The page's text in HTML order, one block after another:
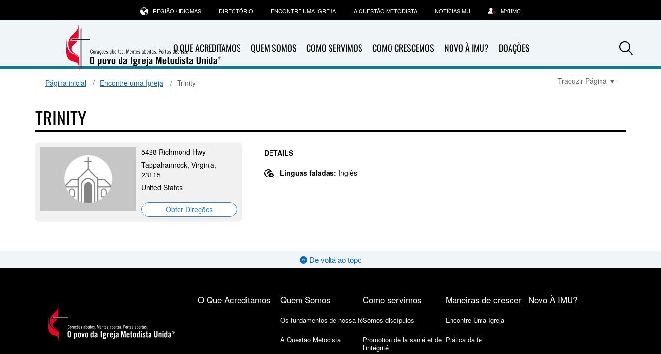
O QUE ACREDITAMOS QUEM SOMOS COMO SERVIMOS COMO CRESCEMOS NOVO À IMU? DOAÇÕES
REGIÃO / IDIOMAS DIRECTÓRIO ENCONTRE UMA IGREJA A QUESTÃO METODISTA NOTÍCIAS MU MYUMC
Página inicial Encontre uma Igreja Trinity Traduzir Página ▼
TRINITY
5428 Richmond Hwy
Tappahannock, Virginia,
23115
United States
Obter Direções
DETAILS
Línguas faladas: Inglês
De volta ao topo
O Que Acreditamos Quem Somos
Os fundamentos de nossa fé
A Questão Metodista
Como servimos
Somos discípulos
Promotion de la santé et de
l’intégrité
Maneiras de crescer
Encontre-Uma-Igreja
Prática da fé
Novo À IMU?